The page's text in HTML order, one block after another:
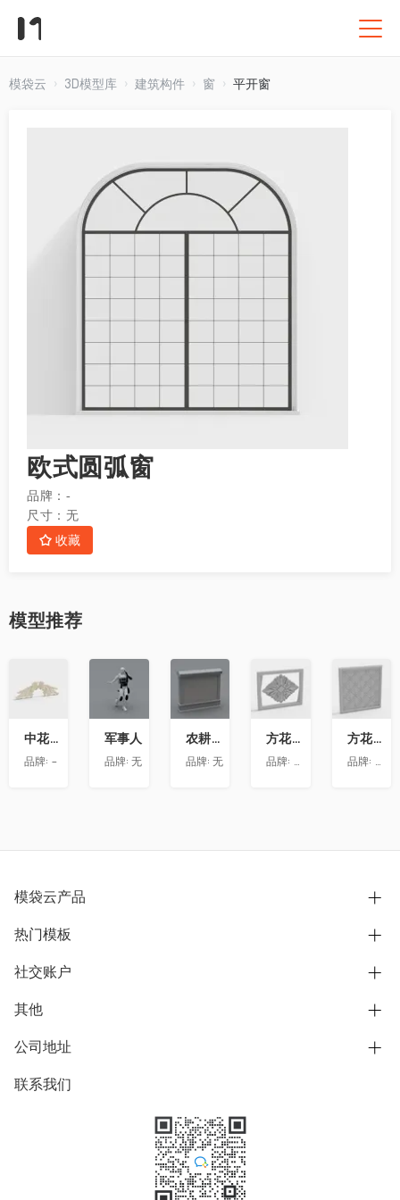
模袋云 3D模型库 建筑构件 窗 平开窗
欧式圆弧窗
品牌： -
尺寸： 无
收藏
模型推荐
藏
中花-12
品牌: -
收
藏
军事人
品牌:无
收
农耕文化墙
品牌: 无
收
藏
方花-020
品牌:
精品材质
收
方花-055
品牌:
精品
模袋云产品
别墅设计营销
模型协同展示分享
别墅社区
别墅模板
热门模板
欧式别墅
中式别墅
日式别墅
社交账户
B站
抖音
微信公众号
其他
用户服务协议
隐私政策
公司地址
上海市浦东新区东方路1215-1217号
联系我们